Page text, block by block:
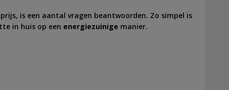
is een aantal vragen beantwoorden. Zo simpel is
in huis op een energiezuinige manier.